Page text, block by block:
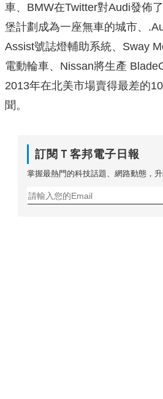
車、BMW在Twitter對Audi發佈
堡計劃成為一座無車的城市、
Assist號誌燈輔助系統、Sway
電動輪車、Nissan將生產
2013年在北美市場賣得最差的
聞。
訂閱Ｔ客邦電子日報
掌握最熱門的科技話題、網路動態，